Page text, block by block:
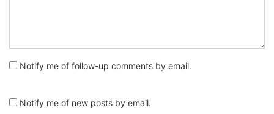
Notify me of follow-up comments by email.
Notify me of new posts by email.